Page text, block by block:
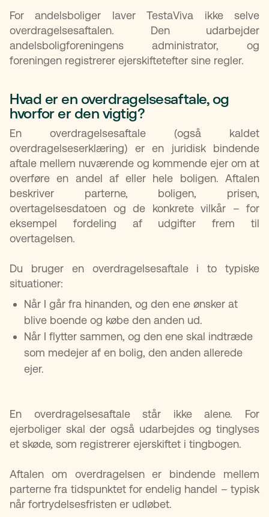
For andelsboliger laver TestaViva ikke selve
overdragelsesaftalen. Den udarbejder
andelsboligforeningens administrator, og
foreningen registrerer ejerskiftetefter sine regler.
Hvad er en overdragelsesaftale, og
hvorfor er den vigtig?
En overdragelsesaftale (også kaldet
overdragelseserklæring) er en juridisk bindende
aftale mellem nuværende og kommende ejer om at
overføre en andel af eller hele boligen. Aftalen
beskriver parterne, boligen, prisen,
overtagelsesdatoen og de konkrete vilkår – for
eksempel fordeling af udgifter frem til
overtagelsen.
Du bruger en overdragelsesaftale i to typiske
situationer:
Når I går fra hinanden, og den ene ønsker at
blive boende og købe den anden ud.
Når I flytter sammen, og den ene skal indtræde
som medejer af en bolig, den anden allerede
ejer.
En overdragelsesaftale står ikke alene. For
ejerboliger skal der også udarbejdes og tinglyses
et skøde, som registrerer ejerskiftet i tingbogen.
Aftalen om overdragelsen er bindende mellem
parterne fra tidspunktet for endelig handel – typisk
når fortrydelsesfristen er udløbet.